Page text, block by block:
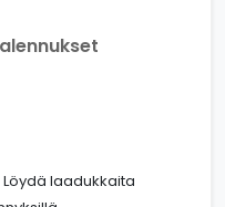
laadukkaita